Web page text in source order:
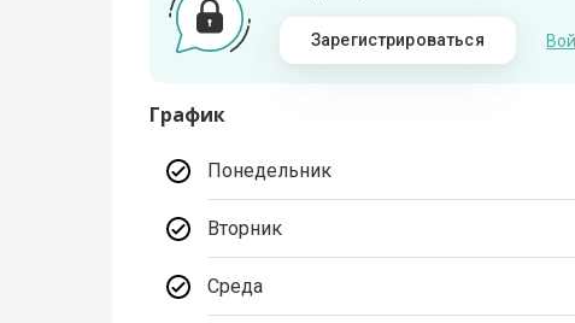
Зарегистрироваться
График
Понедельник
Вторник
Среда